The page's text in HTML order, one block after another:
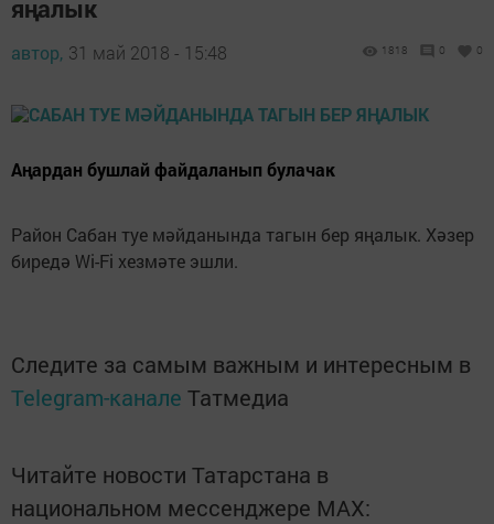
яңалык
автор, 31 май 2018 - 15:48 1818 0 0
Аңардан бушлай файдаланып булачак
Район Сабан туе мәйданында тагын бер яңалык. Хәзер
биредә Wi-Fi хезмәте эшли.
Следите за самым важным и интересным в
Telegram-канале Татмедиа
Читайте новости Татарстана в
национальном мессенджере MАХ: